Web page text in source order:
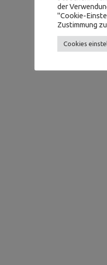
der
"Cookie-
Zustimmung
Cookies